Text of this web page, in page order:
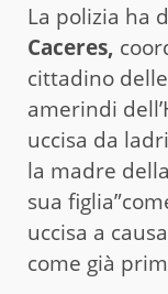
La polizia ha
Caceres,
cittadino
amerindi
uccisa da
la madre
sua
uccisa a
come già